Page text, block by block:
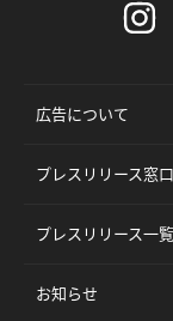
広告について
プレスリリース窓口
プレスリリース一覧
お知らせ